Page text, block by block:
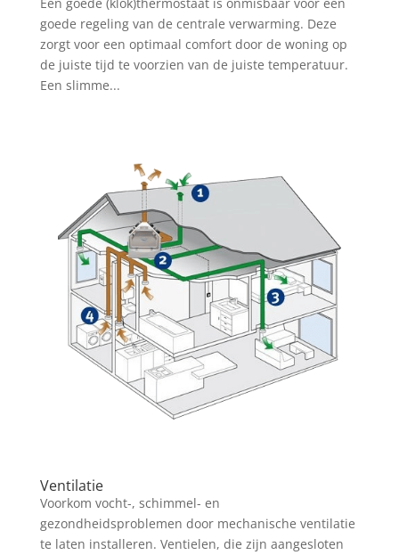
goede regeling van de centrale verwarming. Deze
zorgt voor een optimaal comfort door de woning op
de juiste tijd te voorzien van de juiste temperatuur.
Een slimme...
Ventilatie
Voorkom vocht-, schimmel- en
gezondheidsproblemen door mechanische ventilatie
te laten installeren. Ventielen, die zijn aangesloten